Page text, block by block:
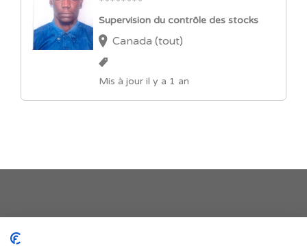
Supervision du contrôle des stocks
Canada (tout)
Mis à jour il y a 1 an